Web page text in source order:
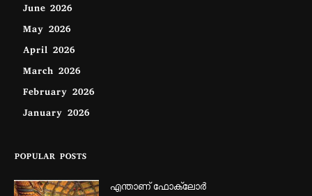
June 2026
May 2026
April 2026
March 2026
February 2026
January 2026
POPULAR POSTS
എന്താണ്‌ ഫോക്‌ലോർ